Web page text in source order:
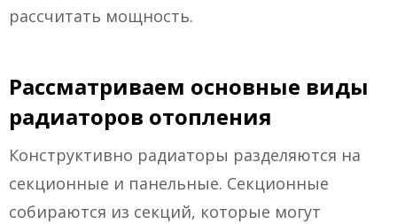
рассчитать мощность.
Рассматриваем основные виды
радиаторов отопления
Конструктивно радиаторы разделяются на
секционные и панельные. Секционные
собираются из секций, которые могут